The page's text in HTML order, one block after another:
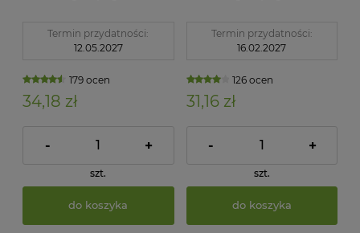
Termin przydatności:
12.05.2027
179 ocen
34,18 zł
- +
szt.
do koszyka
Termin przydatności:
16.02.2027
126 ocen
31,16 zł
- +
szt.
do koszyka